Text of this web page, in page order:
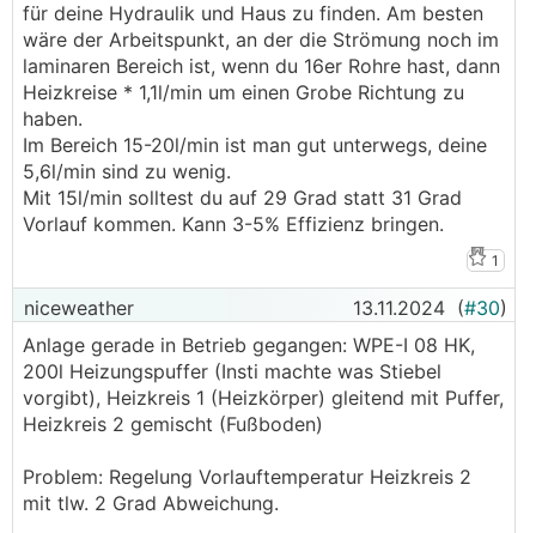
für deine Hydraulik und Haus zu finden. Am besten
wäre der Arbeitspunkt, an der die Strömung noch im
laminaren Bereich ist, wenn du 16er Rohre hast, dann
Heizkreise * 1,1l/min um einen Grobe Richtung zu
haben.
Im Bereich 15-20l/min ist man gut unterwegs, deine
5,6l/min sind zu wenig.
Mit 15l/min solltest du auf 29 Grad statt 31 Grad
Vorlauf kommen. Kann 3-5% Effizienz bringen.
1
niceweather 13.11.2024 (#30)
Anlage gerade in Betrieb gegangen: WPE-I 08 HK,
200l Heizungspuffer (Insti machte was Stiebel
vorgibt), Heizkreis 1 (Heizkörper) gleitend mit Puffer,
Heizkreis 2 gemischt (Fußboden)
Problem: Regelung Vorlauftemperatur Heizkreis 2
mit tlw. 2 Grad Abweichung.